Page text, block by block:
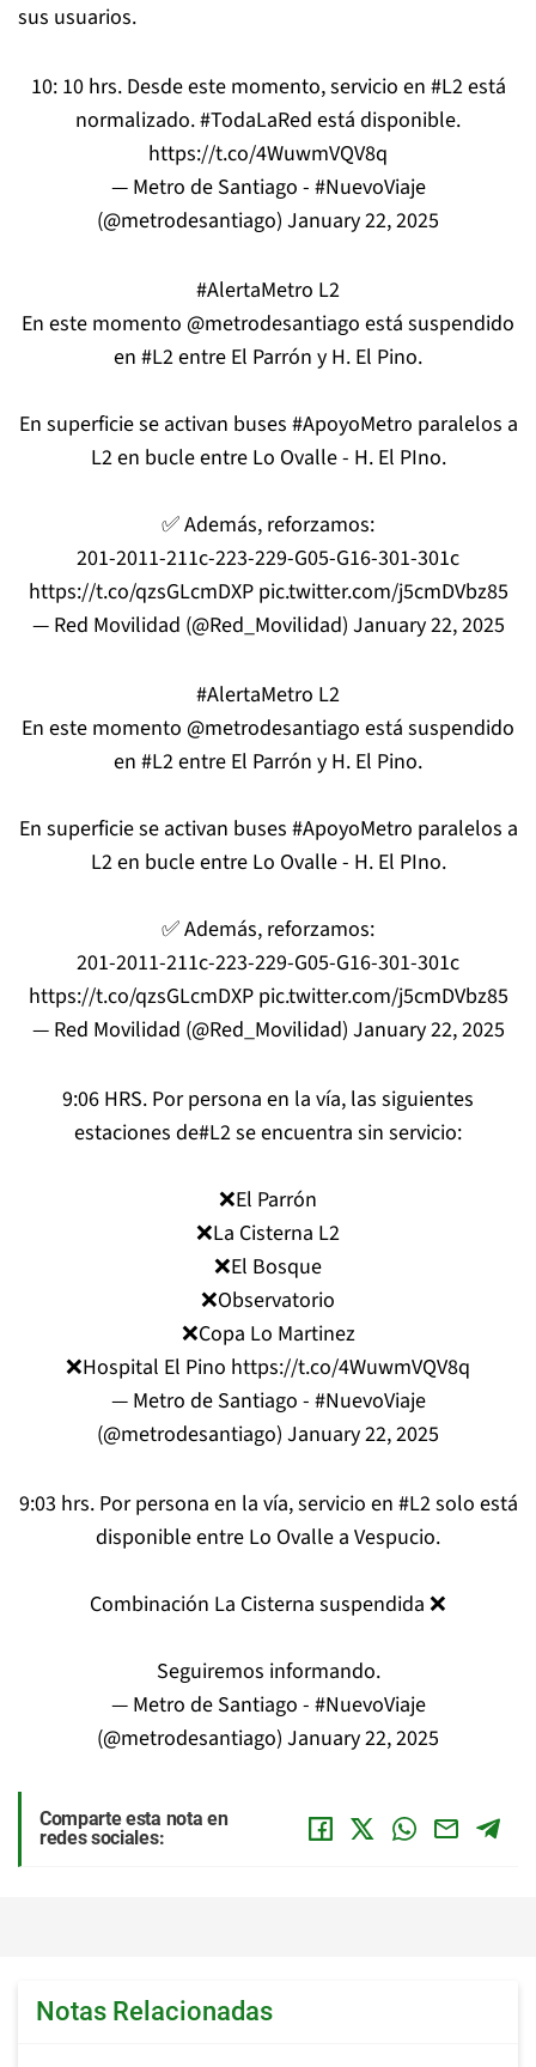
sus usuarios.
10: 10 hrs. Desde este momento, servicio en #L2está
normalizado.#TodaLaRed está disponible.
https://t.co/4WuwmVQV8q
— Metro de Santiago - #NuevoViaje
(@metrodesantiago) January 22, 2025
#AlertaMetro L2
En este momento @metrodesantiago está suspendido
en #L2entre El Parrón y H. El Pino.
En superficie se activan buses #ApoyoMetro paralelos a
L2 en bucle entre Lo Ovalle - H. El PIno.
✅ Además, reforzamos:
201-2011-211c-223-229-G05-G16-301-301c
https://t.co/qzsGLcmDXP pic.twitter.com/j5cmDVbz85
— Red Movilidad (@Red_Movilidad) January 22, 2025
#AlertaMetro L2
En este momento @metrodesantiago está suspendido
en #L2entre El Parrón y H. El Pino.
En superficie se activan buses #ApoyoMetro paralelos a
L2 en bucle entre Lo Ovalle - H. El PIno.
✅ Además, reforzamos:
201-2011-211c-223-229-G05-G16-301-301c
https://t.co/qzsGLcmDXP pic.twitter.com/j5cmDVbz85
— Red Movilidad (@Red_Movilidad) January 22, 2025
9:06 HRS. Por persona en la vía, las siguientes
estaciones de#L2 se encuentra sin servicio:
❌El Parrón
❌La Cisterna L2
❌El Bosque
❌Observatorio
❌Copa Lo Martinez
❌Hospital El Pino https://t.co/4WuwmVQV8q
— Metro de Santiago - #NuevoViaje
(@metrodesantiago) January 22, 2025
9:03 hrs. Por persona en la vía, servicio en #L2solo está
disponible entre Lo Ovalle a Vespucio.
Combinación La Cisterna suspendida ❌
Seguiremos informando.
— Metro de Santiago - #NuevoViaje
(@metrodesantiago) January 22, 2025
Comparte esta nota en
redes sociales:
Notas Relacionadas